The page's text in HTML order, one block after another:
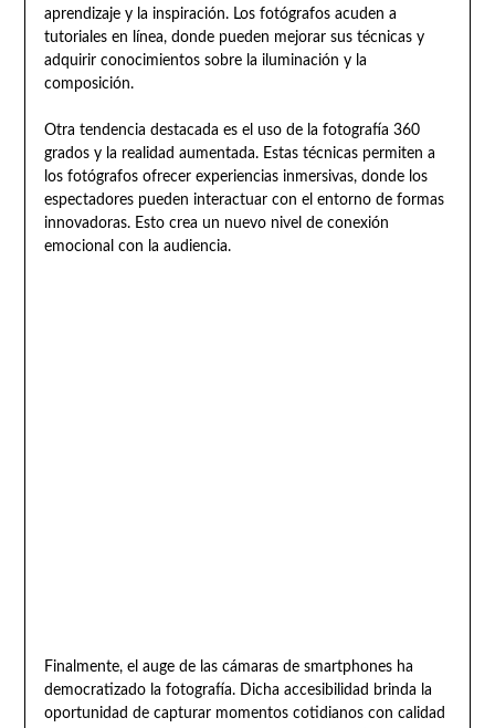
aprendizaje y la inspiración. Los fotógrafos acuden a
tutoriales en línea, donde pueden mejorar sus técnicas y
adquirir conocimientos sobre la iluminación y la
composición.
Otra tendencia destacada es el uso de la fotografía 360
grados y la realidad aumentada. Estas técnicas permiten a
los fotógrafos ofrecer experiencias inmersivas, donde los
espectadores pueden interactuar con el entorno de formas
innovadoras. Esto crea un nuevo nivel de conexión
emocional con la audiencia.
Finalmente, el auge de las cámaras de smartphones ha
democratizado la fotografía. Dicha accesibilidad brinda la
oportunidad de capturar momentos cotidianos con calidad